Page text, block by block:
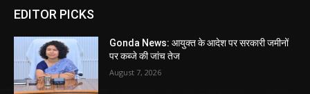
EDITOR PICKS
Gonda News: आयुक्त के आदेश पर सरकारी जमीनों
पर कब्जे की जांच तेज
August 7, 2026